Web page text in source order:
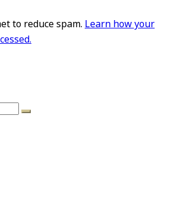
to reduce spam. Learn how your